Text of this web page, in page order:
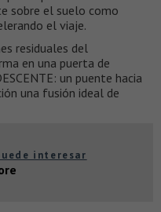
sobre el suelo como
el viaje.
residuales del
en una puerta de
un puente hacia
una fusión ideal de
interesar